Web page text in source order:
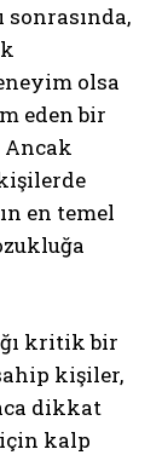
sonrasında,
olsa
eden bir
en temel
kritik bir
kişiler,
dikkat
için kalp